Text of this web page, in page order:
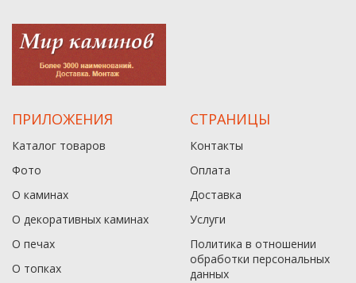
ПРИЛОЖЕНИЯ
Каталог товаров
Фото
О каминах
О декоративных каминах
О печах
О топках
СТРАНИЦЫ
Контакты
Оплата
Доставка
Услуги
Политика в отношении
обработки персональных
данныx